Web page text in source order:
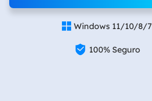
 Windows 11/10/8/7
 100% Seguro